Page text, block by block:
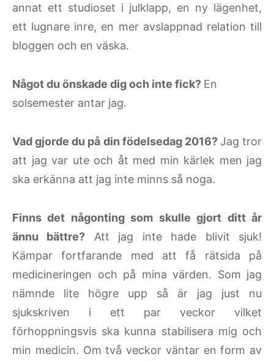
annat ett studioset i julklapp, en ny lägenhet,
ett lugnare inre, en mer avslappnad relation till
bloggen och en väska.
Något du önskade dig och inte fick? En
solsemester antar jag.
Vad gjorde du på din födelsedag 2016? Jag tror
att jag var ute och åt med min kärlek men jag
ska erkänna att jag inte minns så noga.
Finns det någonting som skulle gjort ditt år
ännu bättre? Att jag inte hade blivit sjuk!
Kämpar fortfarande med att få rätsida på
medicineringen och på mina värden. Som jag
nämnde lite högre upp så är jag just nu
sjukskriven i ett par veckor vilket
förhoppningsvis ska kunna stabilisera mig och
min medicin. Om två veckor väntar en form av